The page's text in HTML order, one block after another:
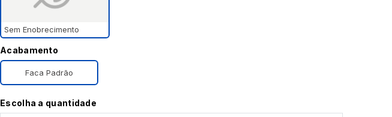
Sem Enobrecimento
Acabamento
Faca Padrão
Escolha a quantidade